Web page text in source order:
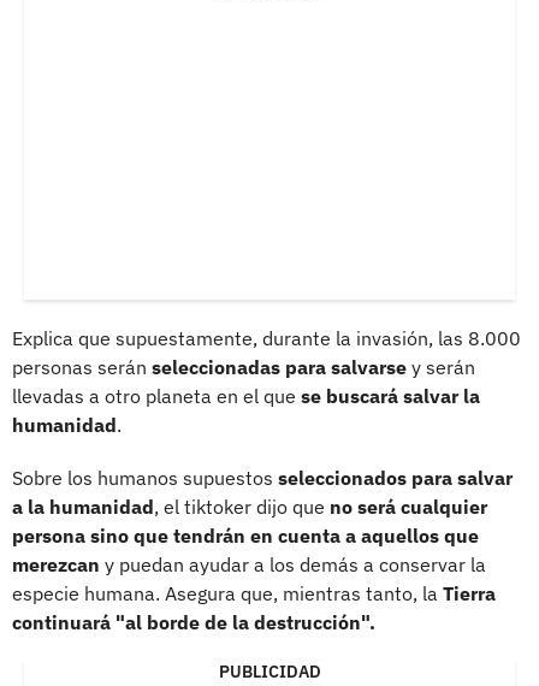
Explica que supuestamente, durante la invasión, las 8.000
personas serán seleccionadas para salvarse y serán
llevadas a otro planeta en el que se buscará salvar la
humanidad.
Sobre los humanos supuestos seleccionados para salvar
a la humanidad, el tiktoker dijo que no será cualquier
persona sino que tendrán en cuenta a aquellos que
merezcan y puedan ayudar a los demás a conservar la
especie humana. Asegura que, mientras tanto, la Tierra
continuará "al borde de la destrucción".
PUBLICIDAD